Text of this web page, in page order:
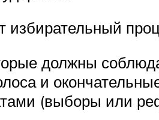
избирательный
должны
и
(выборы или